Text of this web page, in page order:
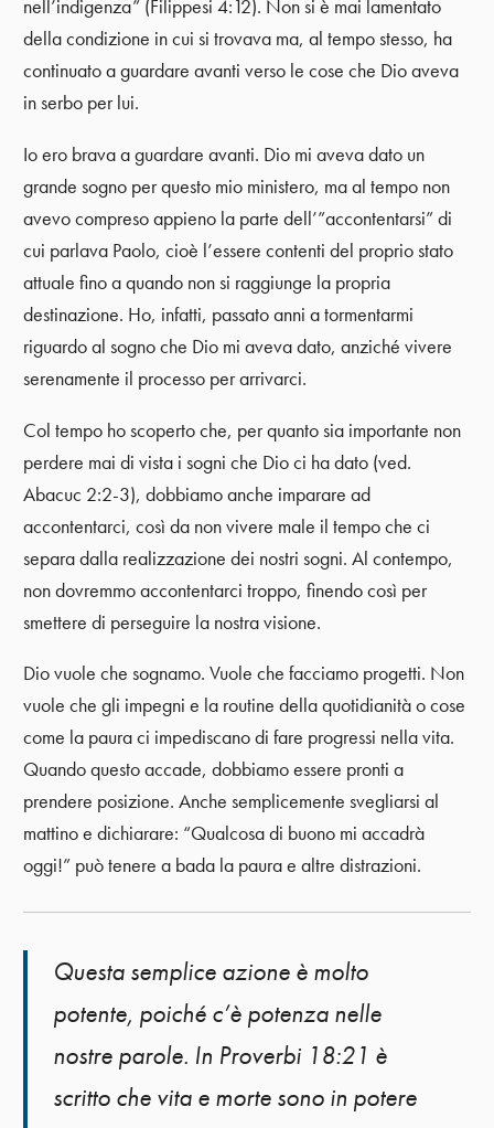
nell’indigenza” (Filippesi 4:12). Non si è mai lamentato
della condizione in cui si trovava ma, al tempo stesso, ha
continuato a guardare avanti verso le cose che Dio aveva
in serbo per lui.
Io ero brava a guardare avanti. Dio mi aveva dato un
grande sogno per questo mio ministero, ma al tempo non
avevo compreso appieno la parte dell’”accontentarsi” di
cui parlava Paolo, cioè l’essere contenti del proprio stato
attuale fino a quando non si raggiunge la propria
destinazione. Ho, infatti, passato anni a tormentarmi
riguardo al sogno che Dio mi aveva dato, anziché vivere
serenamente il processo per arrivarci.
Col tempo ho scoperto che, per quanto sia importante non
perdere mai di vista i sogni che Dio ci ha dato (ved.
Abacuc 2:2-3), dobbiamo anche imparare ad
accontentarci, così da non vivere male il tempo che ci
separa dalla realizzazione dei nostri sogni. Al contempo,
non dovremmo accontentarci troppo, finendo così per
smettere di perseguire la nostra visione.
Dio vuole che sognamo. Vuole che facciamo progetti. Non
vuole che gli impegni e la routine della quotidianità o cose
come la paura ci impediscano di fare progressi nella vita.
Quando questo accade, dobbiamo essere pronti a
prendere posizione. Anche semplicemente svegliarsi al
mattino e dichiarare: “Qualcosa di buono mi accadrà
oggi!” può tenere a bada la paura e altre distrazioni.
Questa semplice azione è molto
potente, poiché c’è potenza nelle
nostre parole. In Proverbi 18:21 è
scritto che vita e morte sono in potere